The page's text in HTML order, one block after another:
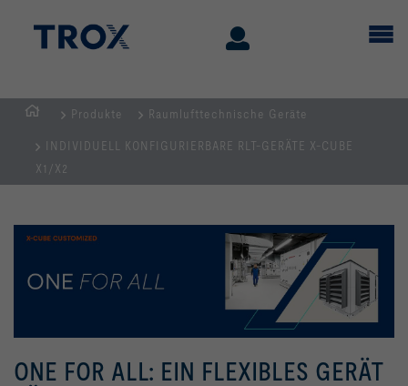
Produkte Raumlufttechnische Geräte
INDIVIDUELL KONFIGURIERBARE RLT-GERÄTE X-CUBE
X1/X2
ONE FOR ALL: EIN FLEXIBLES GERÄT